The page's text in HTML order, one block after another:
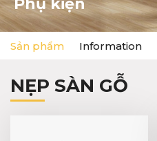
Phụ kiện
Sản phẩm Information
NẸP SÀN GỖ